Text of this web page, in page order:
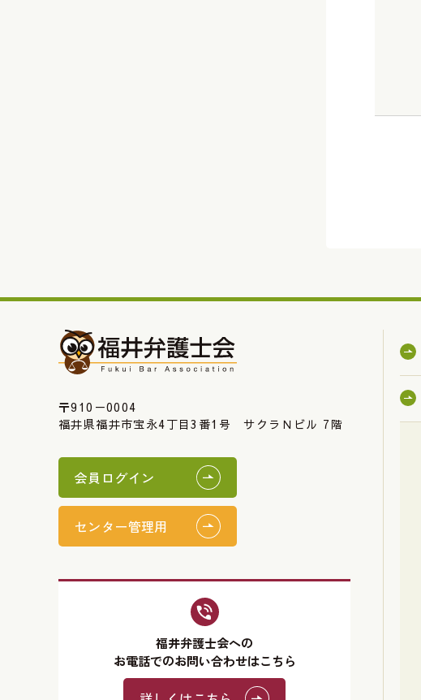
〒910－0004
福井県福井市宝永4丁目3番1号 サクラＮビル 7階
会員ログイン
センター管理用
福井弁護士会への
お電話でのお問い合わせはこちら